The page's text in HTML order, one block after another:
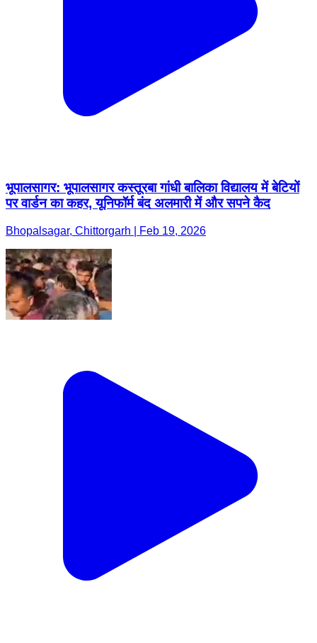
भूपालसागर: भूपालसागर कस्तूरबा गांधी बालिका विद्यालय में बेटियों
पर वार्डन का कहर, यूनिफॉर्म बंद अलमारी में और सपने कैद
Bhopalsagar, Chittorgarh | Feb 19, 2026